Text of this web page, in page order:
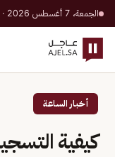
الجمعة، 7 أغسطس 2026 · 24 صفر 1448 هـ
أخبار الساعة